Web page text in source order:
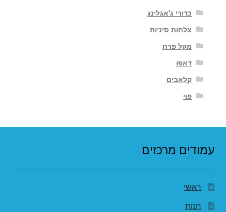
כדורי ג'אגלינג
צלחות סיניות
מקל פרח
דאפו
קלאבים
פוי
עמודים מרכזים
ראשי
חנות